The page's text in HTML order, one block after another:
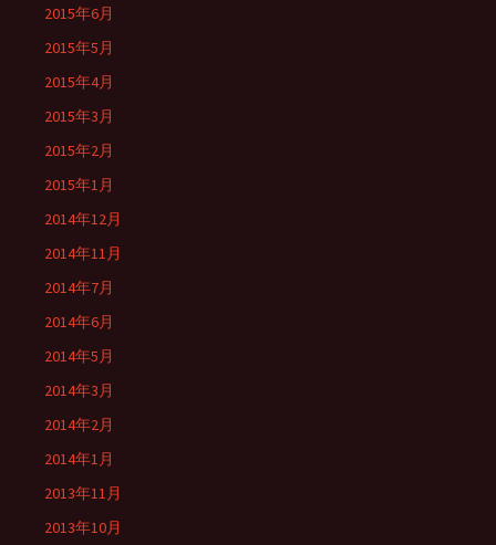
2015年6月
2015年5月
2015年4月
2015年3月
2015年2月
2015年1月
2014年12月
2014年11月
2014年7月
2014年6月
2014年5月
2014年3月
2014年2月
2014年1月
2013年11月
2013年10月